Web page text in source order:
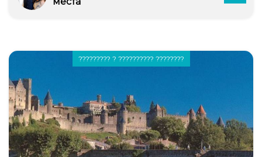
????????? ? ?????????? ????????